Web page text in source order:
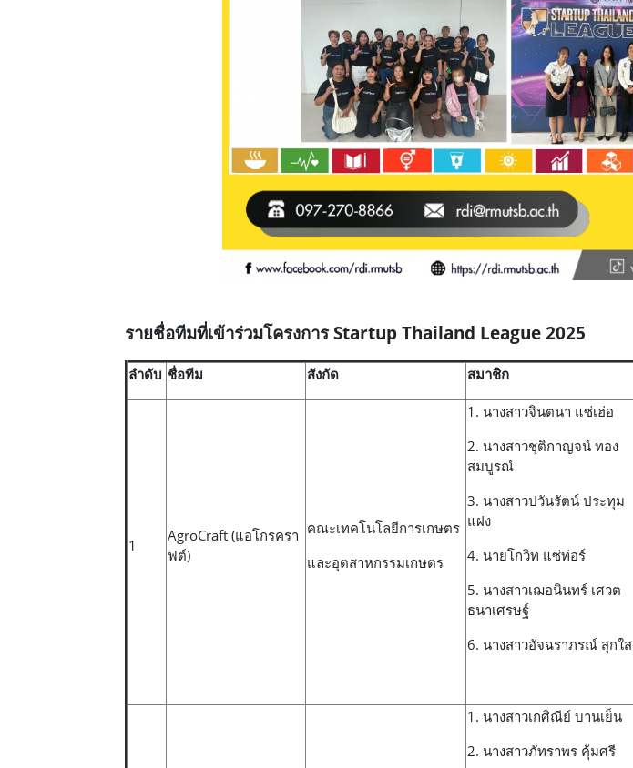
รายชื่อทีมที่เข้าร่วมโครงการStartup Thailand League 2025
ลำดับ ชื่อทีม สังกัด สมาชิก
1
AgroCraft (แอโกรครา
ฟต์)
คณะเทคโนโลยีการเกษตร
และอุตสาหกรรมเกษตร
1. นางสาวจินตนา แซ่เฮ่อ
2. นางสาวชุติกาญจน์ ทอง
สมบูรณ์
3. นางสาวปวันรัตน์ ประทุม
แฝง
4. นายโกวิท แซ่ท่อร์
5. นางสาวเฌอนินทร์ เศวต
ธนาเศรษฐ์
6. นางสาวอัจฉราภรณ์ สุกใส
1. นางสาวเกศิณีย์ บานเย็น
2. นางสาวภัทราพร คุ้มศรี